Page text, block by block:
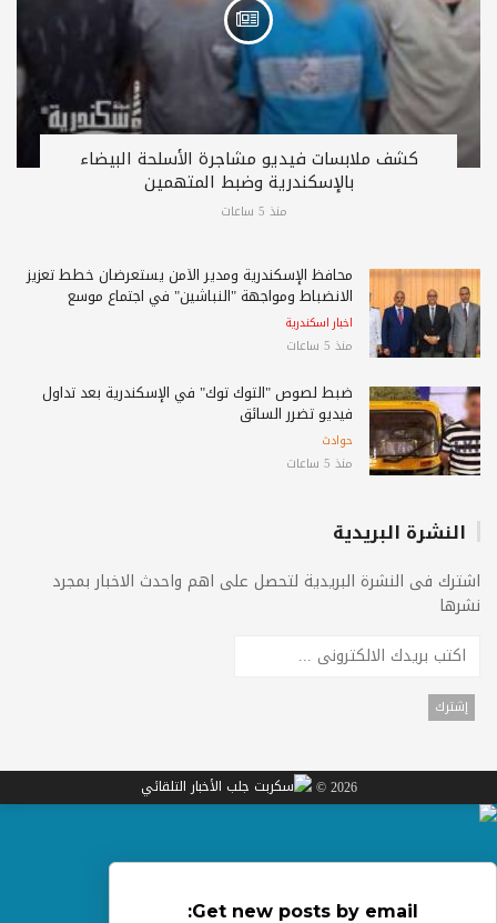
كشف ملابسات فيديو مشاجرة الأسلحة البيضاء
بالإسكندرية وضبط المتهمين
منذ 5 ساعات
محافظ الإسكندرية ومدير الأمن يستعرضان خطط تعزيز
الانضباط ومواجهة "النباشين" في اجتماع موسع
اخبار اسكندرية
منذ 5 ساعات
ضبط لصوص "التوك توك" في الإسكندرية بعد تداول
فيديو تضرر السائق
حوادث
منذ 5 ساعات
النشرة البريدية
اشترك فى النشرة البريدية لتحصل على اهم واحدث الاخبار بمجرد
نشرها
2026 ©
Get new posts by email: